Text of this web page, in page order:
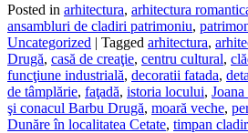
Posted in arhitectura, arhitectura
ansambluri de cladiri patrimoniu,
Uncategorized | Tagged arhitectura,
Drugă, casă de creaţie, centru cultural,
funcţiune industrială, decoratii fatada,
de tâmplărie, faţadă, istoria locului,
şi conacul Barbu Drugă, moară veche,
Dunăre în localitatea Cetate, timpan